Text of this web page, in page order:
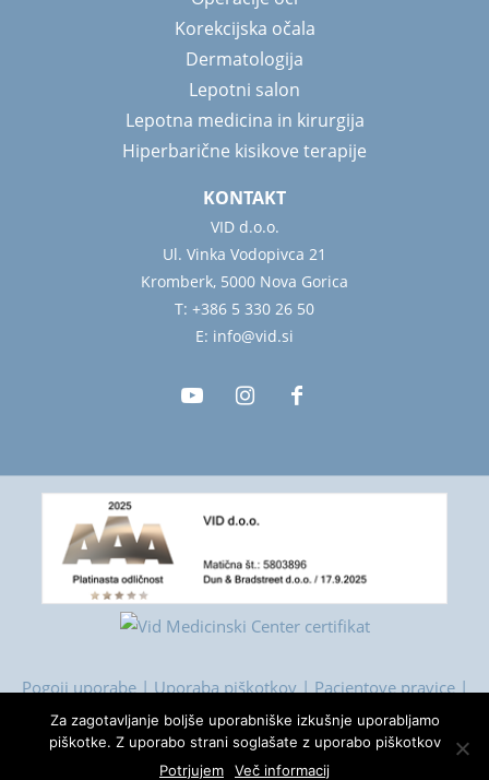
Korekcijska očala
Dermatologija
Lepotni salon
Lepotna medicina in kirurgija
Hiperbarične kisikove terapije
KONTAKT
VID d.o.o.
Ul. Vinka Vodopivca 21
Kromberk, 5000 Nova Gorica
T: +386 5 330 26 50
E: info@vid.si
Pogoji uporabe|Uporaba piškotkov|Pacientove pravice|
Zbiranje podatkov
© 2026. Vse pravice pridržane. VID Medicinski Center |
Okulistika, Optika, Estetika, Dermatologija.
Za zagotavljanje boljše uporabniške izkušnje uporabljamo
piškotke. Z uporabo strani soglašate z uporabo piškotkov
Potrjujem
Več informacij